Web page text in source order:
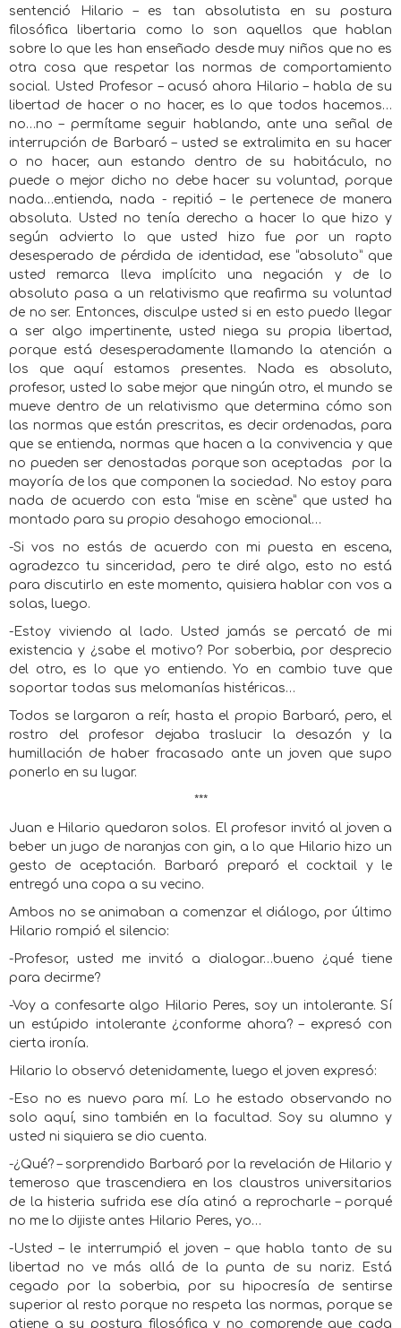
sentenció Hilario – es tan absolutista en su postura
filosófica libertaria como lo son aquellos que hablan
sobre lo que les han enseñado desde muy niños que no es
otra cosa que respetar las normas de comportamiento
social. Usted Profesor – acusó ahora Hilario – habla de su
libertad de hacer o no hacer, es lo que todos hacemos…
no…no – permítame seguir hablando, ante una señal de
interrupción de Barbaró – usted se extralimita en su hacer
o no hacer, aun estando dentro de su habitáculo, no
puede o mejor dicho no debe hacer su voluntad, porque
nada…entienda, nada - repitió – le pertenece de manera
absoluta. Usted no tenía derecho a hacer lo que hizo y
según advierto lo que usted hizo fue por un rapto
desesperado de pérdida de identidad, ese “absoluto” que
usted remarca lleva implícito una negación y de lo
absoluto pasa a un relativismo que reafirma su voluntad
de no ser. Entonces, disculpe usted si en esto puedo llegar
a ser algo impertinente, usted niega su propia libertad,
porque está desesperadamente llamando la atención a
los que aquí estamos presentes. Nada es absoluto,
profesor, usted lo sabe mejor que ningún otro, el mundo se
mueve dentro de un relativismo que determina cómo son
las normas que están prescritas, es decir ordenadas, para
que se entienda, normas que hacen a la convivencia y que
no pueden ser denostadas porque son aceptadas
por la
mayoría de los que componen la sociedad. No estoy para
nada de acuerdo con esta “mise en scène” que usted ha
montado para su propio desahogo emocional…
-Si vos no estás de acuerdo con mi puesta en escena,
agradezco tu sinceridad, pero te diré algo, esto no está
para discutirlo en este momento, quisiera hablar con vos a
solas, luego.
-Estoy viviendo al lado. Usted jamás se percató de mi
existencia y ¿sabe el motivo? Por soberbia, por desprecio
del otro, es lo que yo entiendo. Yo en cambio tuve que
soportar todas sus melomanías histéricas…
Todos se largaron a reír, hasta el propio Barbaró, pero, el
rostro del profesor dejaba traslucir la desazón y la
humillación de haber fracasado ante un joven que supo
ponerlo en su lugar.
***
Juan e Hilario quedaron solos. El profesor invitó al joven a
beber un jugo de naranjas con gin, a lo que Hilario hizo un
gesto de aceptación. Barbaró preparó el cocktail y le
entregó una copa a su vecino.
Ambos no se animaban a comenzar el diálogo, por último
Hilario rompió el silencio:
-Profesor, usted me invitó a dialogar…bueno ¿qué tiene
para decirme?
-Voy a confesarte algo Hilario Peres, soy un intolerante. Sí
un estúpido intolerante ¿conforme ahora? – expresó con
cierta ironía.
Hilario lo observó detenidamente, luego el joven expresó:
-Eso no es nuevo para mí. Lo he estado observando no
solo aquí, sino también en la facultad. Soy su alumno y
usted ni siquiera se dio cuenta.
-¿Qué? – sorprendido Barbaró por la revelación de Hilario y
temeroso que trascendiera en los claustros universitarios
de la histeria sufrida ese día atinó a reprocharle – porqué
no me lo dijiste antes Hilario Peres, yo…
-Usted – le interrumpió el joven – que habla tanto de su
libertad no ve más allá de la punta de su nariz. Está
cegado por la soberbia, por su hipocresía de sentirse
superior al resto porque no respeta las normas, porque se
atiene a su postura filosófica y no comprende que cada